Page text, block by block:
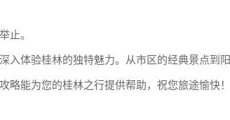
止。
入体验桂林的独特魅力。从市区的经典景点到阳
能为您的桂林之行提供帮助，祝您旅途愉快！